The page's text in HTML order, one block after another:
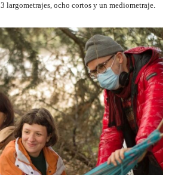
largometrajes, ocho cortos y un mediometraje.